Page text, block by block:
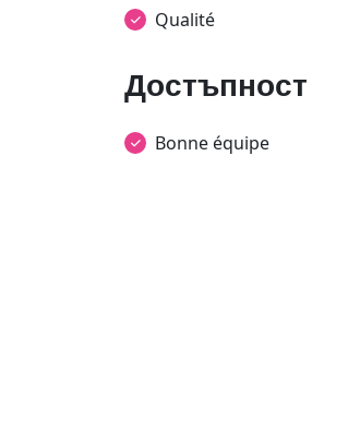
Qualité
Достъпност
Bonne équipe